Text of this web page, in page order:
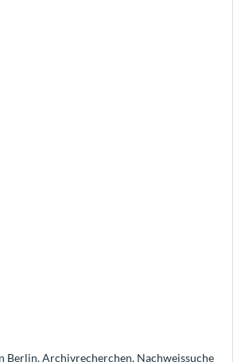
Berlin. Archivrecherchen, Nachweissuche